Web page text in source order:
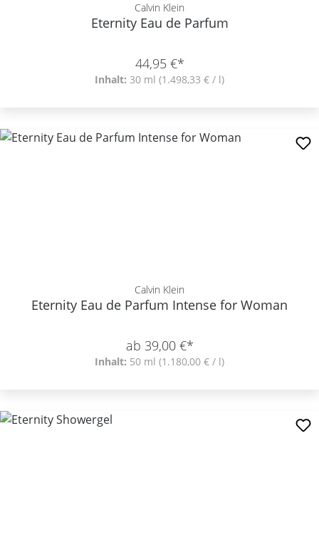
Calvin Klein
Eternity Eau de Parfum
44,95 €*
Inhalt: 30 ml (1.498,33 € / l)
Calvin Klein
Eternity Eau de Parfum Intense for Woman
ab 39,00 €*
Inhalt: 50 ml (1.180,00 € / l)